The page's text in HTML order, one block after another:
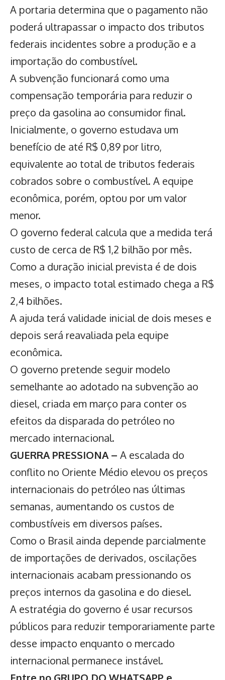
A portaria determina que o pagamento não
poderá ultrapassar o impacto dos tributos
federais incidentes sobre a produção e a
importação do combustível.
A subvenção funcionará como uma
compensação temporária para reduzir o
preço da gasolina ao consumidor final.
Inicialmente, o governo estudava um
benefício de até R$ 0,89 por litro,
equivalente ao total de tributos federais
cobrados sobre o combustível. A equipe
econômica, porém, optou por um valor
menor.
O governo federal calcula que a medida terá
custo de cerca de R$ 1,2 bilhão por mês.
Como a duração inicial prevista é de dois
meses, o impacto total estimado chega a R$
2,4 bilhões.
A ajuda terá validade inicial de dois meses e
depois será reavaliada pela equipe
econômica.
O governo pretende seguir modelo
semelhante ao adotado na subvenção ao
diesel, criada em março para conter os
efeitos da disparada do petróleo no
mercado internacional.
GUERRA PRESSIONA – A escalada do
conflito no Oriente Médio elevou os preços
internacionais do petróleo nas últimas
semanas, aumentando os custos de
combustíveis em diversos países.
Como o Brasil ainda depende parcialmente
de importações de derivados, oscilações
internacionais acabam pressionando os
preços internos da gasolina e do diesel.
A estratégia do governo é usar recursos
públicos para reduzir temporariamente parte
desse impacto enquanto o mercado
internacional permanece instável.